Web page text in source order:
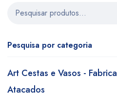
Pesquisa por categoria
Art Cestas e Vasos - Fabrica
Atacados